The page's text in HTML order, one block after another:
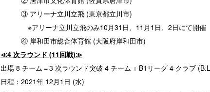
③ アリーナ立川立飛 (東京都立川市)
※アリーナ立川立飛のみ10月31日、11月1日、2日にて開催
④ 岸和田市総合体育館 (大阪府岸和田市)
≪4 次ラウンド (11回戦)≫
出場 8 チーム＝3 次ラウンド突破 4 チーム + B1リーグ 4 クラブ
日程：2021年 12月1日 (水)